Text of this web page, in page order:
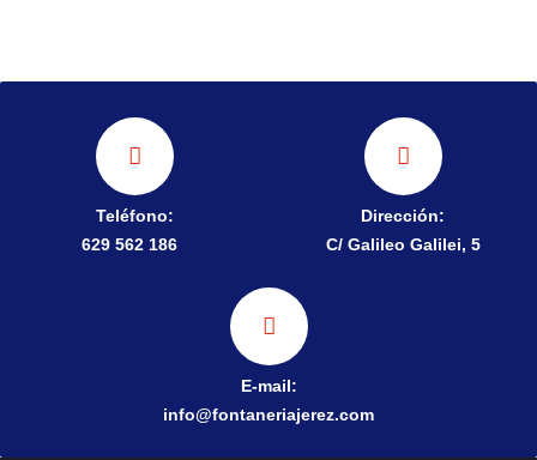
Teléfono:
629 562 186
Dirección:
C/ Galileo Galilei, 5
E-mail:
info@fontaneriajerez.com